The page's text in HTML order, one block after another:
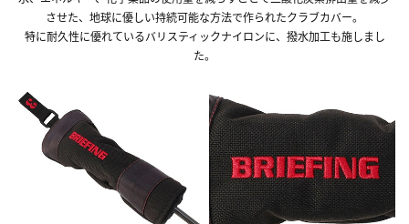
させた、地球に優しい持続可能な方法で作られたクラブカバー。
特に耐久性に優れているバリスティックナイロンに、撥水加工も施しまし
た。